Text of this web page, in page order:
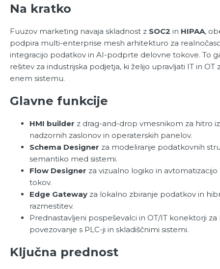
Na kratko
Fuuzov marketing navaja skladnost z SOC2 in HIPAA,
podpira multi-enterprise mesh arhitekturo za
integracijo podatkov in AI-podprte delovne tokove. To
rešitev za industrijska podjetja, ki želijo upravljati IT in OT
enem sistemu.
Glavne funkcije
HMI builder z drag-and-drop vmesnikom za hitro
nadzornih zaslonov in operaterskih panelov.
Schema Designer za modeliranje podatkovnih
semantiko med sistemi.
Flow Designer za vizualno logiko in
tokov.
Edge Gateway za lokalno zbiranje podatkov in
razmestitev.
Prednastavljeni pospeševalci in OT/IT konektorji za
povezovanje s PLC-ji in skladiščnimi sistemi.
Ključna prednost